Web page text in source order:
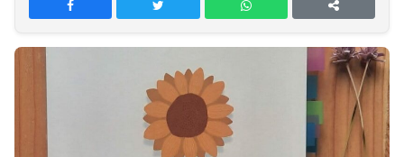
PT
TREETAN
MULTIMEDIA